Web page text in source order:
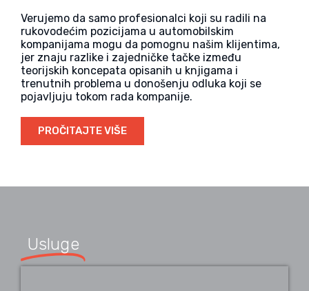
Verujemo da samo profesionalci koji su radili na
rukovodećim pozicijama u automobilskim
kompanijama mogu da pomognu našim klijentima,
jer znaju razlike i zajedničke tačke između
teorijskih koncepata opisanih u knjigama i
trenutnih problema u donošenju odluka koji se
pojavljuju tokom rada kompanije.
PROČITAJTE VIŠE
Usluge